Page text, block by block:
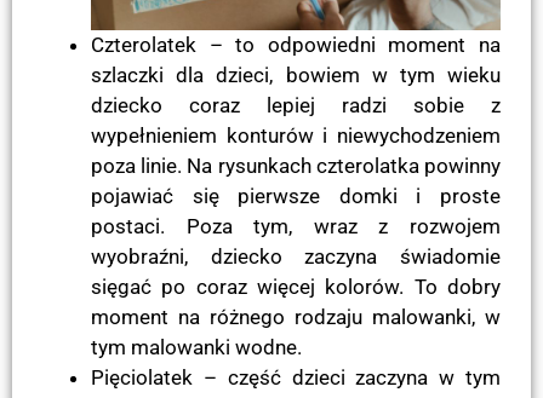
Czterolatek – to odpowiedni moment na
szlaczki dla dzieci, bowiem w tym wieku
dziecko coraz lepiej radzi sobie z
wypełnieniem konturów i niewychodzeniem
poza linie. Na rysunkach czterolatka powinny
pojawiać się pierwsze domki i proste
postaci. Poza tym, wraz z rozwojem
wyobraźni, dziecko zaczyna świadomie
sięgać po coraz więcej kolorów. To dobry
moment na różnego rodzaju malowanki, w
tym malowanki wodne.
Pięciolatek – część dzieci zaczyna w tym